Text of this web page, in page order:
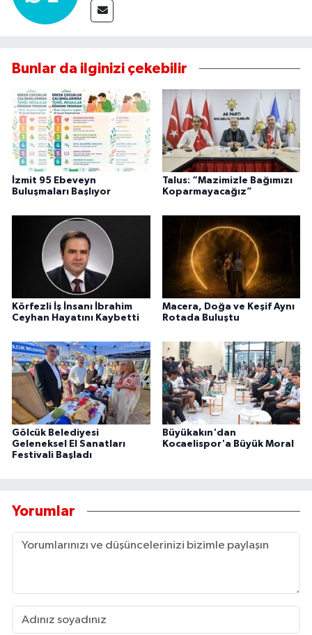
Bunlar da ilginizi çekebilir
İzmit 95 Ebeveyn
Buluşmaları Başlıyor
Talus: “Mazimizle Bağımızı
Koparmayacağız”
Körfezli İş İnsanı İbrahim
Ceyhan Hayatını Kaybetti
Macera, Doğa ve Keşif Aynı
Rotada Buluştu
Gölcük Belediyesi
Geleneksel El Sanatları
Festivali Başladı
Büyükakın'dan
Kocaelispor'a Büyük Moral
Yorumlar